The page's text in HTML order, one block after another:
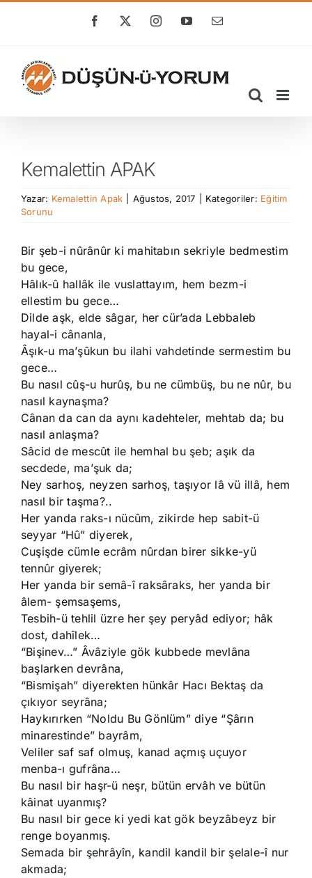
Facebook
X InstagramYouTube
E-
Kemalettin APAK
Yazar: Kemalettin Apak Ağustos, 2017 Kategoriler: Eğitim
Sorunu
Bir şeb-i nûrânûr ki mahitabın sekriyle bedmestim
bu gece,
Hâlık-û hallâk ile vuslattayım, hem bezm-i
ellestim bu gece…
Dilde aşk, elde sâgar, her cür’ada Lebbaleb
hayal-i cânanla,
Âşık-u ma’şûkun bu ilahi vahdetinde sermestim bu
gece…
Bu nasıl cûş-u hurûş, bu ne cümbüş, bu ne nûr, bu
nasıl kaynaşma?
Cânan da can da aynı kadehteler, mehtab da; bu
nasıl anlaşma?
Sâcid de mescût ile hemhal bu şeb; aşık da
secdede, ma’şuk da;
Ney sarhoş, neyzen sarhoş, taşıyor lâ vü illâ, hem
nasıl bir taşma?..
Her yanda raks-ı nücûm, zikirde hep sabit-ü
seyyar “Hû” diyerek,
Cuşişde cümle ecrâm nûrdan birer sikke-yü
tennûr giyerek;
Her yanda bir semâ-î raksâraks, her yanda bir
âlem- şemsaşems,
Tesbih-ü tehlil üzre her şey peryâd ediyor; hâk
dost, dahîlek…
“Bişinev…” Âvâziyle gök kubbede mevlâna
başlarken devrâna,
“Bismişah” diyerekten hünkâr Hacı Bektaş da
çıkıyor seyrâna;
Haykırırken “Noldu Bu Gönlüm” diye “Şârın
minarestinde” bayrâm,
Veliler saf saf olmuş, kanad açmış uçuyor
menba-ı gufrâna…
Bu nasıl bir haşr-ü neşr, bütün ervâh ve bütün
kâinat uyanmış?
Bu nasıl bir gece ki yedi kat gök beyzâbeyz bir
renge boyanmış.
Semada bir şehrâyîn, kandil kandil bir şelale-î nur
akmada;